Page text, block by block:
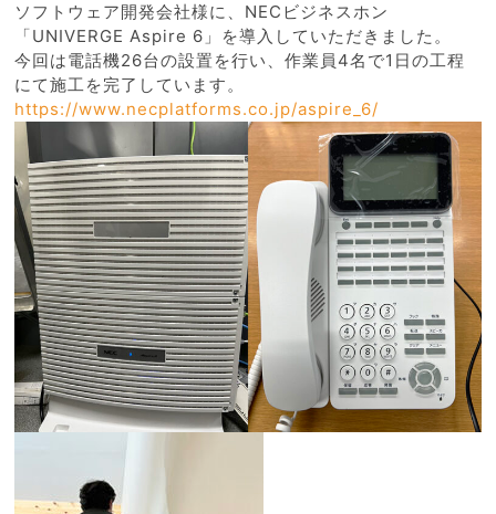
ソフトウェア開発会社様に、NECビジネスホン
「UNIVERGE Aspire 6」を導入していただきました。
今回は電話機26台の設置を行い、作業員4名で1日の工程
にて施工を完了しています。
https://www.necplatforms.co.jp/aspire_6/